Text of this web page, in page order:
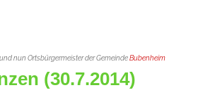
nun Ortsbürgermeister der GemeindeBubenheim
(30.7.2014)